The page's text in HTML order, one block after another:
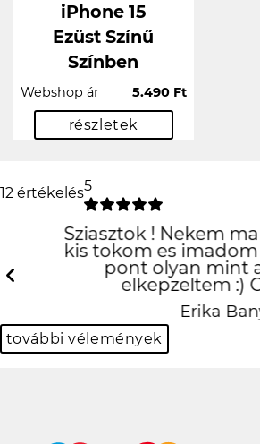
iPhone 15
Ezüst Színű
Színben
Webshop ár 5.490 Ft
részletek
12 értékelés5
Sziasztok ! Nekem ma
kis tokom es imadom :)
pont olyan mint
elkepzeltem :)
Erika Banyik
Previous
további vélemények